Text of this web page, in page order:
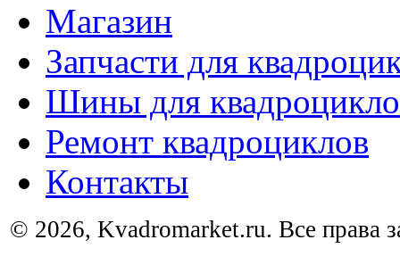
Магазин
Запчасти для
Шины для
Ремонт квадроциклов
Контакты
© 2026, Kvadromarket.ru. Все права